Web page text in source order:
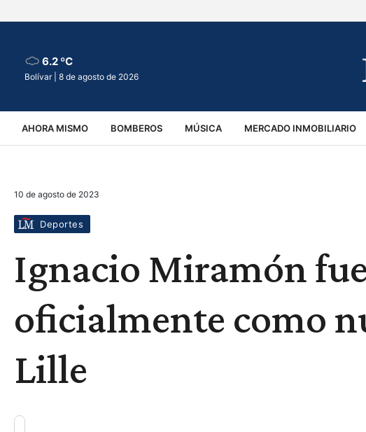
6.2 ºC
Bolívar | 8 de agosto de 2026
AHORA MISMO BOMBEROS MÚSICA MERCADO INMOBILIARIO
VIRALES ACCIDENTES
10 de agosto de 2023
Deportes
Ignacio Miramón
oficialmente como
Lille